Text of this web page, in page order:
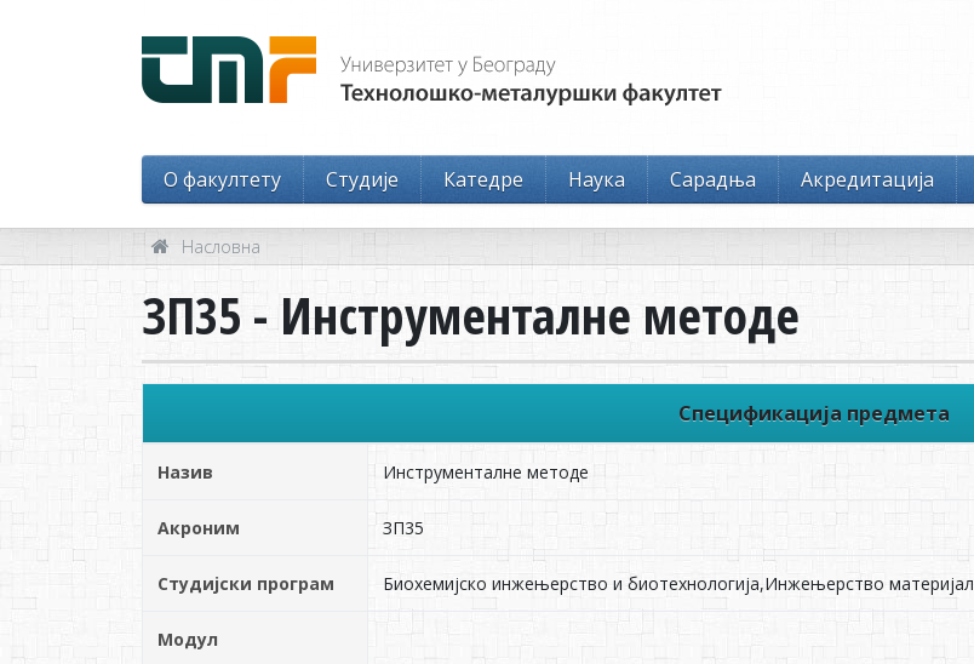
O факултету Студије Катедре Наука Сарадња Акредитација
Насловна
ЗП35 - Инструменталне методе
Спецификација предмета
Назив Инструменталне методе
Акроним ЗП35
Студијски програм Биохемијско инжењерство и биотехнологија,Инжењерство
Модул